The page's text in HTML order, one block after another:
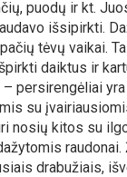
puodų ir kt.
išsipirkti.
tėvų vaikai.
daiktus ir
persirengėliai yra
su
nosių kitos su
raudonai.
drabužiais,